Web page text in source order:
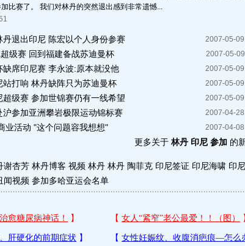
比赛了。 我们对林丹的突然退出感到非常遗憾...
2007-05-
丹退出印尼 陈宏以个人身份参赛
2007-05-
级赛 回到福建备战苏迪曼杯
2007-05-
缺席印尼赛 李永波:原本就没他
2007-05-
站打响 林丹缺阵只为苏迪曼杯
2007-05-
超级赛 参加世锦赛仍有一线希望
2007-04-
沪参加亚洲攀岩极限运动锦标赛
2007-04-
业活动 "这个问题容我想想"
更多关于 林丹 印尼 参加的
谢杏芳 林丹博客 视频 林丹 林丹 陶菲克 印尼签证 印尼海啸 印
闻视频 参加多哈亚运会名单